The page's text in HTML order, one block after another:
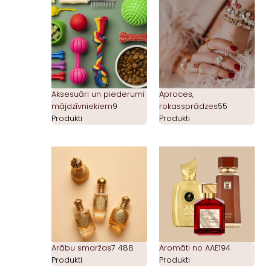
Aksesuāri un piederumi
mājdzīvniekiem9
Produkti
Aproces,
rokassprādzes55
Produkti
Arābu smaržas7 488
Produkti
Aromāti no AAE194
Produkti